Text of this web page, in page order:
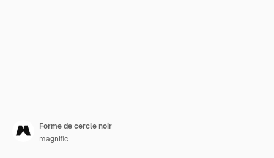
Forme de cercle noir
magnific